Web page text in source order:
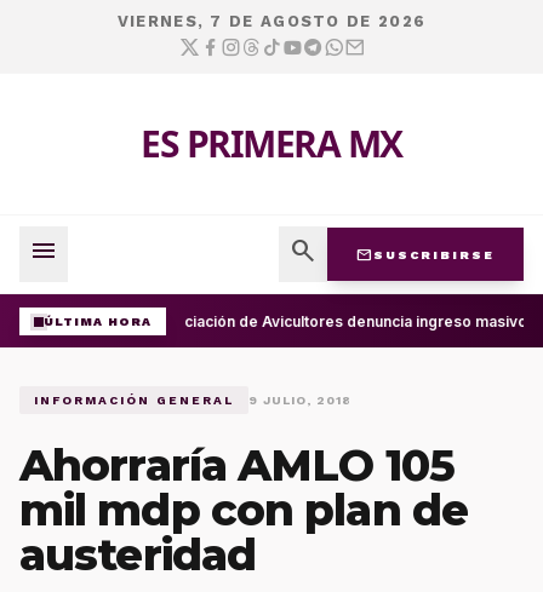
VIERNES, 7 DE AGOSTO DE 2026
ES PRIMERA MX
menu search mail SUSCRIBIRSE
ÚLTIMA HORA Asociación de Avicultores denuncia ingreso masivo
INFORMACIÓN GENERAL 9 JULIO, 2018
Ahorraría AMLO 105
mil mdp con plan de
austeridad